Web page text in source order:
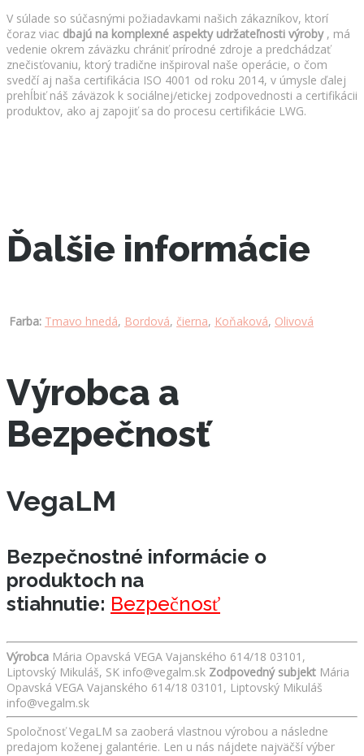
V súlade so súčasnými požiadavkami našich zákazníkov, ktorí
čoraz viac dbajú na komplexné aspekty udržateľnosti výroby, má
vedenie okrem záväzku chrániť prírodné zdroje a predchádzať
znečisťovaniu, ktorý tradične inšpiroval naše operácie, o čom
svedčí aj naša certifikácia ISO 4001 od roku 2014, v úmysle ďalej
prehĺbiť náš záväzok k sociálnej/etickej zodpovednosti a certifikácii
produktov, ako aj zapojiť sa do procesu certifikácie LWG.
Ďalšie informácie
Farba: Tmavo hnedá, Bordová, čierna, Koňaková, Olivová
Výrobca a
Bezpečnosť
VegaLM
Bezpečnostné informácie o
produktoch na
stiahnutie: Bezpečnosť
Výrobca Mária Opavská VEGA Vajanského 614/18 03101,
Liptovský Mikuláš, SK info@vegalm.sk Zodpovedný subjekt Mária
Opavská VEGA Vajanského 614/18 03101, Liptovský Mikuláš
info@vegalm.sk
Spoločnosť VegaLM sa zaoberá vlastnou výrobou a následne
predajom koženej galantérie. Len u nás nájdete najväčší výber